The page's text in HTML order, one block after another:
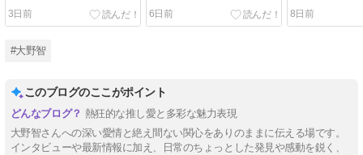
3日前 6日前 8日前
#大野智
このブログのここがポイント
熱狂的な推し愛と多彩な魅力表現
大野智さんへの深い愛情と絶え間ない関心をありのままに伝える場です。
インタビューや最新情報に加え、日常のちょっとした発見や感動を鋭く、